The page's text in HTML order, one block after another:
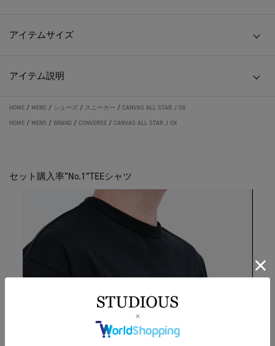
アイテムサイズ
アイテム説明
HOME / MENS / シューズ / スニーカー / CANVAS ALL STAR J OX
HOME / MENS / BRAND / CONVERSE / CANVAS ALL STAR J OX
セット購入率“No.1”TEEシャツ